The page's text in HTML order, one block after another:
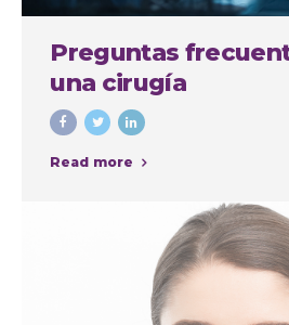
Preguntas
una cirugía
Read more